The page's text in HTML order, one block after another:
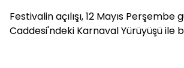
Festivalin açılışı, 12 Mayıs Perşembe
Caddesi'ndeki Karnaval Yürüyüşü ile